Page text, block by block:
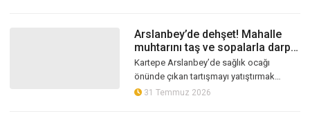
Arslanbey’de dehşet! Mahalle
muhtarını taş ve sopalarla darp
ettiler
Kartepe Arslanbey’de sağlık ocağı
önünde çıkan tartışmayı yatıştırmak
isteyen Mahalle Muhtarı Hüseyin Açıkgöz,
31 Temmuz 2026